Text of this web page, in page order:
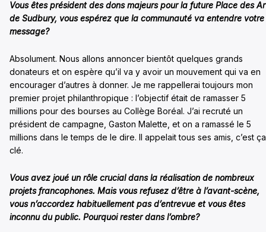
Vous êtes président des dons majeurs pour la future Place des
de Sudbury, vous espérez que la communauté va entendre votre
message?
Absolument. Nous allons annoncer bientôt quelques grands
donateurs et on espère qu’il va y avoir un mouvement qui va en
encourager d’autres à donner. Je me rappellerai toujours mon
premier projet philanthropique : l’objectif était de ramasser 5
millions pour des bourses au Collège Boréal. J’ai recruté un
président de campagne, Gaston Malette, et on a ramassé le 5
millions dans le temps de le dire. Il appelait tous ses amis, c’est
clé.
Vous avez joué un rôle crucial dans la réalisation de nombreux
projets francophones. Mais vous refusez d’être à l’avant-scène,
vous n’accordez habituellement pas d’entrevue et vous êtes
inconnu du public. Pourquoi rester dans l’ombre?